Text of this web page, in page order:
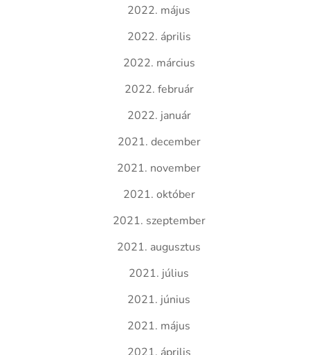
2022. május
2022. április
2022. március
2022. február
2022. január
2021. december
2021. november
2021. október
2021. szeptember
2021. augusztus
2021. július
2021. június
2021. május